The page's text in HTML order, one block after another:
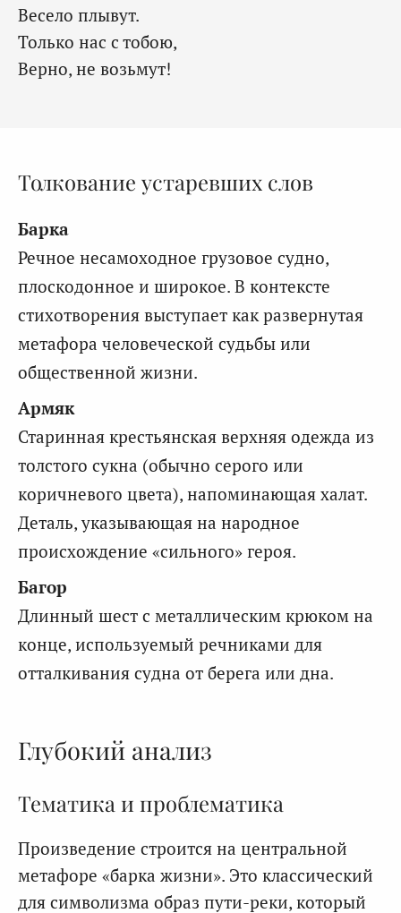
Весело плывут.
Только нас с тобою,
Верно, не возьмут!
Толкование устаревших слов
Барка
Речное несамоходное грузовое судно,
плоскодонное и широкое. В контексте
стихотворения выступает как развернутая
метафора человеческой судьбы или
общественной жизни.
Армяк
Старинная крестьянская верхняя одежда из
толстого сукна (обычно серого или
коричневого цвета), напоминающая халат.
Деталь, указывающая на народное
происхождение «сильного» героя.
Багор
Длинный шест с металлическим крюком на
конце, используемый речниками для
отталкивания судна от берега или дна.
Глубокий анализ
Тематика и проблематика
Произведение строится на центральной
метафоре «барка жизни». Это классический
для символизма образ пути-реки, который